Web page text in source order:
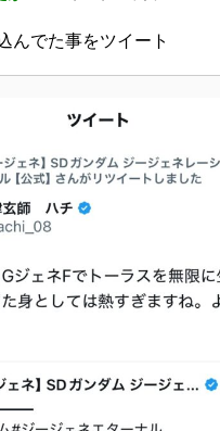
んでた事をツイート